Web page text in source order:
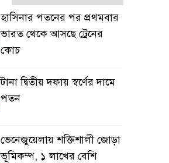
হাসিনার পতনের পর প্রথমবার
ভারত থেকে আসছে ট্রেনের
কোচ
টানা দ্বিতীয় দফায় স্বর্ণের দামে
পতন
ভেনেজুয়েলায় শক্তিশালী জোড়া
ভূমিকম্প, ১ লাখের বেশি